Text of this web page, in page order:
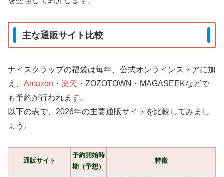
主な通販サイト比較
ナイスクラップの福袋は毎年、公式オンラインストアに加
え、 Amazon ・ 楽天 ・ZOZOTOWN・MAGASEEKなどで
も予約が行われます。
以下の表で、2026年の主要通販サイトを比較してみまし
ょう。
通販サイト
予約開始時
期（予想）
特徴